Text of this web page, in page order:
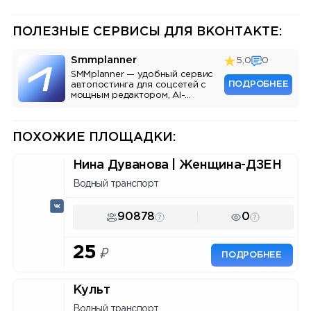
ПОЛЕЗНЫЕ СЕРВИСЫ ДЛЯ ВКОНТАКТЕ:
Smmplanner
SMMplanner — удобный сервис
автопостинга для соцсетей с
мощным редактором, AI-
5,0 0
ПОДРОБНЕЕ
ПОХОЖИЕ ПЛОЩАДКИ:
Нина Дуванова | Женщина-ДЗЕН
Водный транспорт
90878 0
25 ₽ ПОДРОБНЕЕ
Культ
Водный транспорт